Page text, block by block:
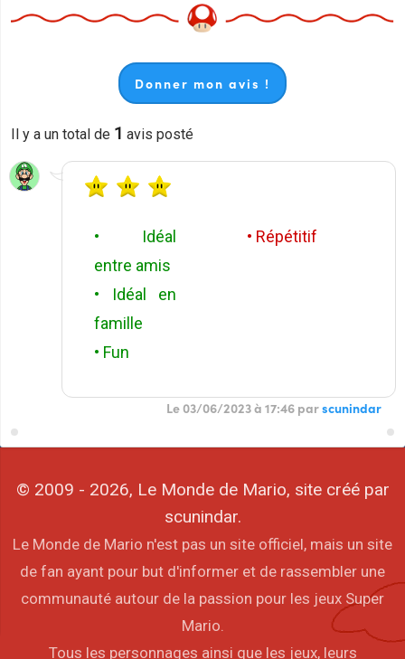
Donner mon avis !
Il y a un total de 1 avis posté
• Idéal
entre amis
• Idéal en
famille
• Fun
• Répétitif
Le 03/06/2023 à 17:46 parscunindar
© 2009 - 2026, Le Monde de Mario, site créé par
scunindar.
Le Monde de Mario n'est pas un site officiel, mais un site
de fan ayant pour but d'informer et de rassembler une
communauté autour de la passion pour les jeux Super
Mario.
Tous les personnages ainsi que les jeux, leurs